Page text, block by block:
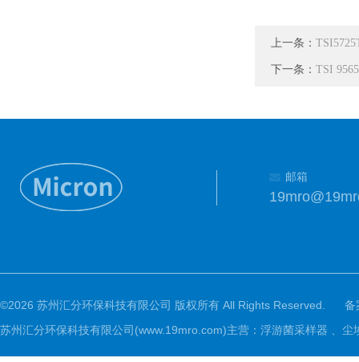
上一条：
下一条： TSI
邮箱
©2026 苏州汇分环保科技有限公司 版权所有 All Rights Reserved.
备
苏州汇分环保科技有限公司(www.19mro.com)主营：浮游菌采样器 、